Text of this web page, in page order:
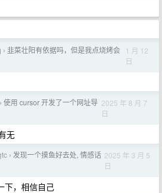
› 韭菜壮阳有依据吗，但是我点烧烤会
1 月 12
日
› 使用 cursor 开发了一个网址导 2025 年 8 月 7
日
无
› 发现一个摸鱼好去处, 情感话 2025 年 3 月 5
日
下，相信自己